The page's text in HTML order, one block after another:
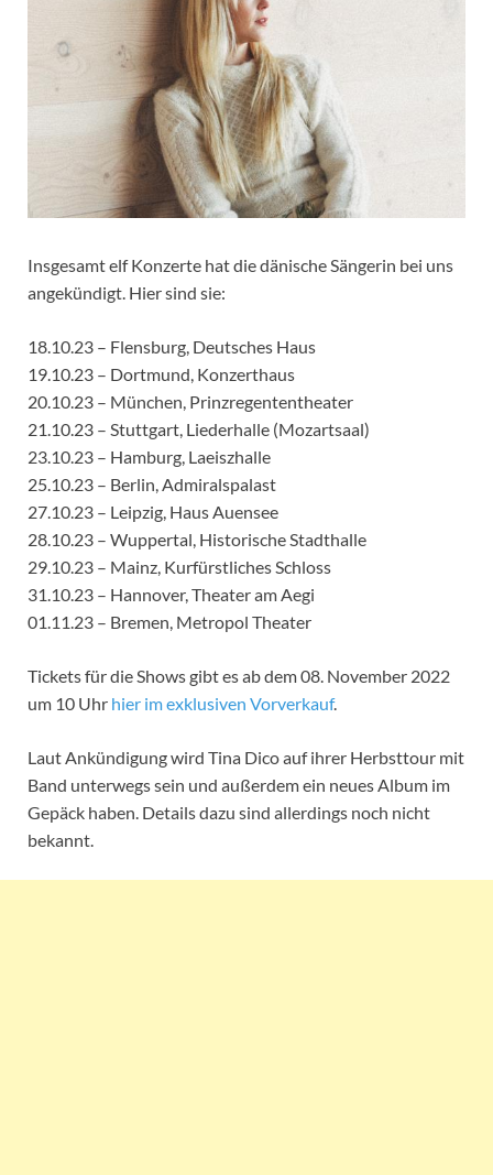
Insgesamt elf Konzerte hat die dänische Sängerin bei uns
angekündigt. Hier sind sie:
18.10.23 – Flensburg, Deutsches Haus
19.10.23 – Dortmund, Konzerthaus
20.10.23 – München, Prinzregententheater
21.10.23 – Stuttgart, Liederhalle (Mozartsaal)
23.10.23 – Hamburg, Laeiszhalle
25.10.23 – Berlin, Admiralspalast
27.10.23 – Leipzig, Haus Auensee
28.10.23 – Wuppertal, Historische Stadthalle
29.10.23 – Mainz, Kurfürstliches Schloss
31.10.23 – Hannover, Theater am Aegi
01.11.23 – Bremen, Metropol Theater
Tickets für die Shows gibt es ab dem 08. November 2022
um 10 Uhr hier im exklusiven Vorverkauf.
Laut Ankündigung wird Tina Dico auf ihrer Herbsttour mit
Band unterwegs sein und außerdem ein neues Album im
Gepäck haben. Details dazu sind allerdings noch nicht
bekannt.